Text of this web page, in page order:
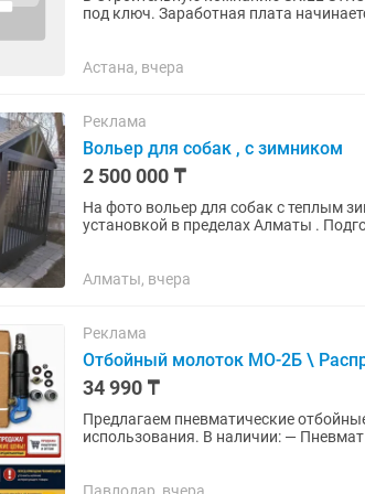
под ключ. Заработная плата начинается от 400.000 до 1.000.000 всё зависит от вас сколько
Астана, вчера
Реклама
Вольер для собак , с зимником
2 500 000 ₸
На фото вольер для собак с теплым зимником Цена 2 500 000 тг
установкой в пределах Алматы . Подготовка места к установке в цену не входит ( уборка
Алматы, вчера
Реклама
Отбойный молоток МО-2Б \
34 990 ₸
Предлагаем пневматические
использования. В наличии: — Пневматические отбойные молотки МО-2Б — Новая продукция